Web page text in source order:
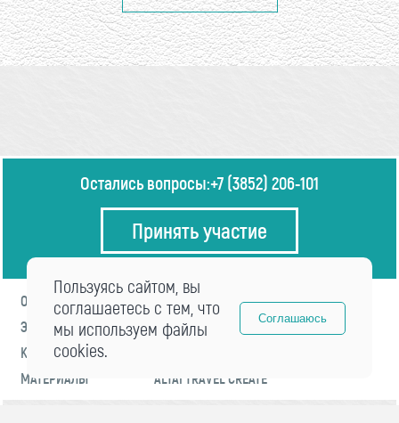
Остались вопросы:+7 (3852) 206-101
Принять участие
О ФОРУМЕ
ПРОГРАММА
ЭКСПЕРТЫ
НОВОСТИ
КОНТАКТЫ
МАТЕРИАЛЫ
ALTAI TRAVEL CREATE
Пользуясь сайтом, вы
соглашаетесь с тем, что
мы используем файлы
cookies.
Соглашаюсь